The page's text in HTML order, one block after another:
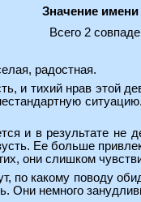
Значение
Всего 2
радостная.
и тихий нрав этой
и в результате не
Ее больше
они слишком
по какому поводу
Они немного